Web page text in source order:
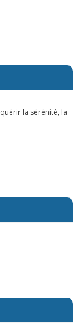
la sérénité, la